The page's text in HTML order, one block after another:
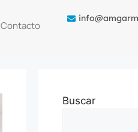
Contacto
Buscar